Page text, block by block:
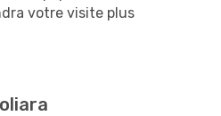
votre visite plus